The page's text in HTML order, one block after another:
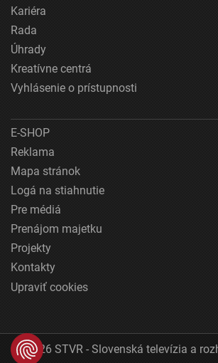
Kariéra
Rada
Úhrady
Kreatívne centrá
Vyhlásenie o prístupnosti
E-SHOP
Reklama
Mapa stránok
Logá na stiahnutie
Pre médiá
Prenájom majetku
Projekty
Kontakty
Upraviť cookies
© 2026 STVR - Slovenská televízia a